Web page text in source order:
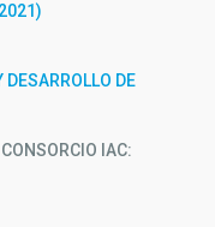
DE
IAC